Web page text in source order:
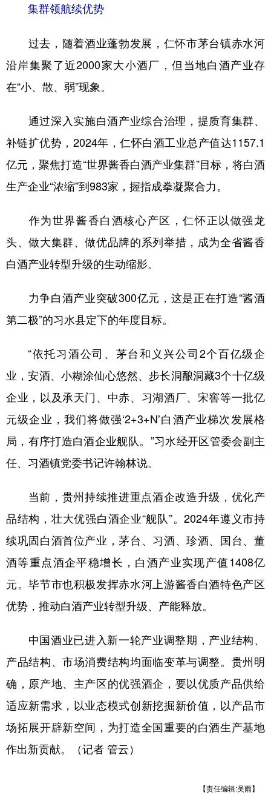
集群领航续优势
过去，随着酒业蓬勃发展，仁怀市茅台镇赤水河
沿岸集聚了近2000家大小酒厂，但当地白酒产业存
在“小、散、弱”现象。
通过深入实施白酒产业综合治理，提质育集群、
补链扩优势，2024年，仁怀白酒工业总产值达1157.1
亿元，聚焦打造“世界酱香白酒产业集群”目标，将白酒
生产企业“浓缩”到983家，握指成拳凝聚合力。
作为世界酱香白酒核心产区，仁怀正以做强龙
头、做大集群、做优品牌的系列举措，成为全省酱香
白酒产业转型升级的生动缩影。
力争白酒产业突破300亿元，这是正在打造“酱酒
第二极”的习水县定下的年度目标。
“依托习酒公司、茅台和义兴公司2个百亿级企
业，安酒、小糊涂仙心悠然、步长洞酿洞藏3个十亿级
企业，以及承天门、中赤、习湖酒厂、宋窖等一批亿
元级企业，我们将做强‘2+3+N’白酒产业梯次发展格
局，有序打造白酒企业舰队。”习水经开区管委会副主
任、习酒镇党委书记许翰林说。
当前，贵州持续推进重点酒企改造升级，优化产
品结构，壮大优强白酒企业“舰队”。2024年遵义市持
续巩固白酒首位产业，茅台、习酒、珍酒、国台、董
酒等重点酒企平稳增长，白酒产业实现产值1408亿
元。毕节市也积极发挥赤水河上游酱香白酒特色产区
优势，推动白酒产业转型升级、产能释放。
中国酒业已进入新一轮产业调整期，产业结构、
产品结构、市场消费结构均面临变革与调整。贵州明
确，原产地、主产区的优强酒企，要以优质产品供给
适应新需求，以业态模式创新挖掘新价值，以产品市
场拓展开辟新空间，为打造全国重要的白酒生产基地
作出新贡献。（记者 管云）
【责任编辑:吴雨】